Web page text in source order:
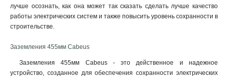
лучше осознать, как она может так сказать сделать лучше качество
работы электрических систем и также повысить уровень сохранности в
строительстве.
Заземления 455мм Cabeus
Заземления 455мм Cabeus - это действенное и надежное
устройство, созданное для обеспечения сохранности электрических